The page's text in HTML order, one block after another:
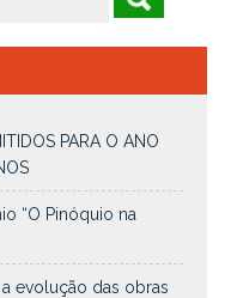
PARA O ANO
“O Pinóquio na
evolução das obras